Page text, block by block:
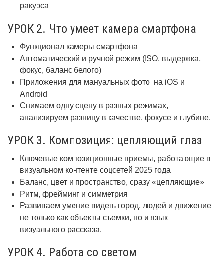
ракурса
УРОК 2. Что умеет камера смартфона
Функционал камеры смартфона
Автоматический и ручной режим (ISO, выдержка,
фокус, баланс белого)
Приложения для мануальных фото на iOS и
Android
Снимаем одну сцену в разных режимах,
анализируем разницу в качестве, фокусе и глубине.
УРОК 3. Композиция: цепляющий глаз
Ключевые композиционные приемы, работающие в
визуальном контенте соцсетей 2025 года
Баланс, цвет и пространство, сразу «цепляющие»
Ритм, фрейминг и симметрия
Развиваем умение видеть город, людей и движение
не только как объекты съемки, но и язык
визуального рассказа.
УРОК 4. Работа со светом